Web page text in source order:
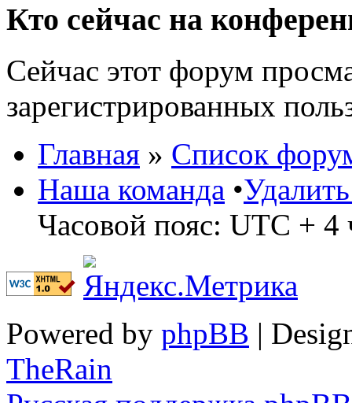
Кто сейчас на
Сейчас этот форум
зарегистрированных
Главная » Список
Наша команда •
Часовой пояс: UTC + 4
Powered by phpBB |
TheRain